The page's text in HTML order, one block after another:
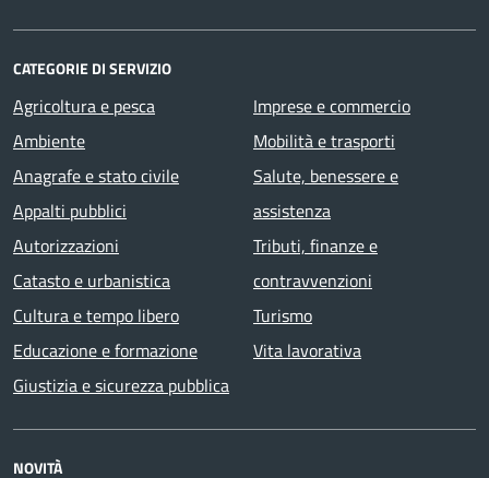
CATEGORIE DI SERVIZIO
Agricoltura e pesca
Ambiente
Anagrafe e stato civile
Appalti pubblici
Autorizzazioni
Catasto e urbanistica
Cultura e tempo libero
Educazione e formazione
Giustizia e sicurezza pubblica
Imprese e commercio
Mobilità e trasporti
Salute, benessere e
assistenza
Tributi, finanze e
contravvenzioni
Turismo
Vita lavorativa
NOVITÀ